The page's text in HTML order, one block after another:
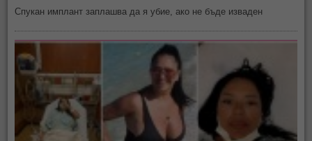
Спукан имплант заплашва да я убие, ако не бъде изваден